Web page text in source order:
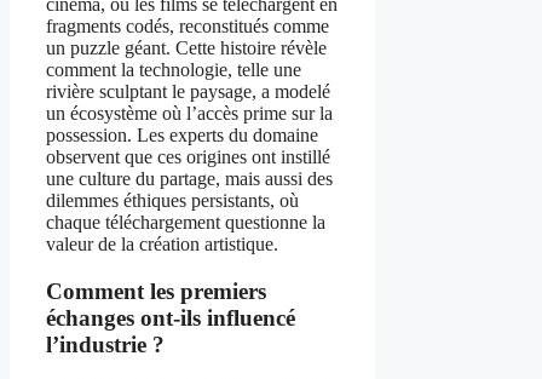
cinéma, où les films se téléchargent en
fragments codés, reconstitués comme
un puzzle géant. Cette histoire révèle
comment la technologie, telle une
rivière sculptant le paysage, a modelé
un écosystème où l’accès prime sur la
possession. Les experts du domaine
observent que ces origines ont instillé
une culture du partage, mais aussi des
dilemmes éthiques persistants, où
chaque téléchargement questionne la
valeur de la création artistique.
Comment les premiers
échanges ont-ils influencé
l’industrie ?